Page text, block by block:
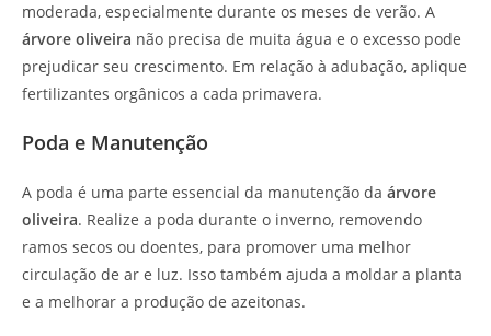
moderada, especialmente durante os meses de verão. A
árvore oliveira não precisa de muita água e o excesso pode
prejudicar seu crescimento. Em relação à adubação, aplique
fertilizantes orgânicos a cada primavera.
Poda e Manutenção
A poda é uma parte essencial da manutenção da árvore
oliveira. Realize a poda durante o inverno, removendo
ramos secos ou doentes, para promover uma melhor
circulação de ar e luz. Isso também ajuda a moldar a planta
e a melhorar a produção de azeitonas.